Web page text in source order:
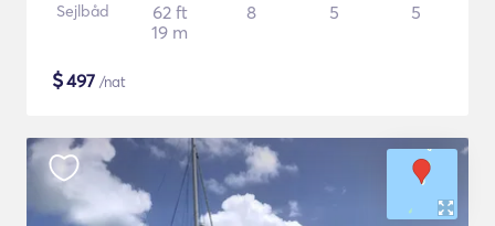
Sejlbåd
62 ft
19 m
8 5 5
$497 /nat